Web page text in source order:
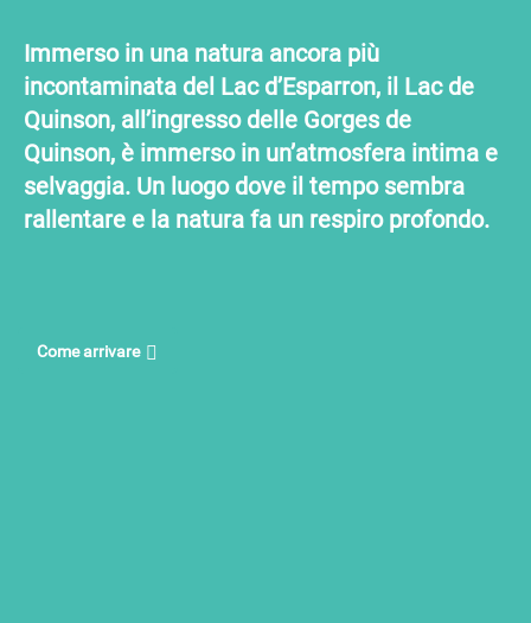
Immerso in una natura ancora più
incontaminata del Lac d’Esparron, il Lac de
Quinson, all’ingresso delle Gorges de
Quinson, è immerso in un’atmosfera intima e
selvaggia. Un luogo dove il tempo sembra
rallentare e la natura fa un respiro profondo.
Come arrivare